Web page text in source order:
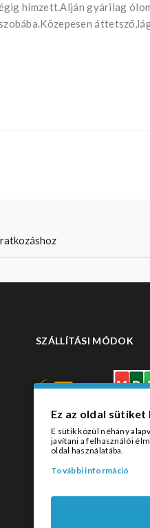
hímzett.Alján gyárilag
SZÁLLÍTÁSI MÓDOK
Ez az oldal sütiket
E sütik közül néhány
javítani a felhasználói
oldal használatába.
További információ